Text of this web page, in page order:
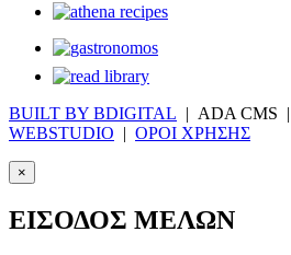
BUILT BY BDIGITAL | ADA CMS |
WEBSTUDIO | ΟΡΟΙ ΧΡΗΣΗΣ
×
ΕΙΣΟΔΟΣ ΜΕΛΩΝ